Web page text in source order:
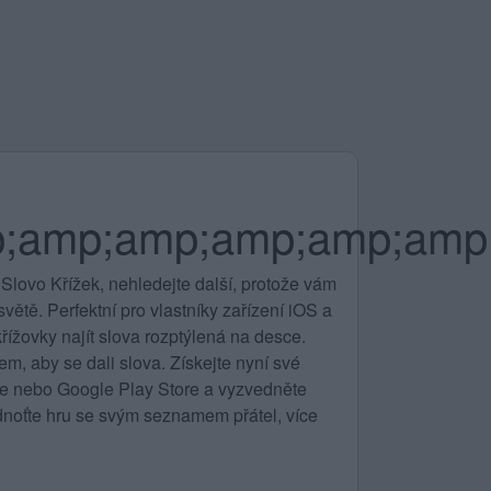
Křížek, nehledejte další, protože vám
Perfektní pro vlastníky zařízení iOS a
najít slova rozptýlená na desce.
aby se dali slova. Získejte nyní své
nebo Google Play Store a vyzvedněte
hru se svým seznamem přátel, více